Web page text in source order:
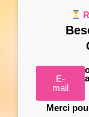
E-
mail
Merci